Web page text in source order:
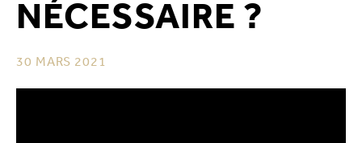
NÉCESSAIRE ?
30 MARS 2021